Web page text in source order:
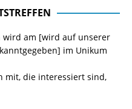
wird am [wird auf unserer
im Unikum
mit, die interessiert sind,